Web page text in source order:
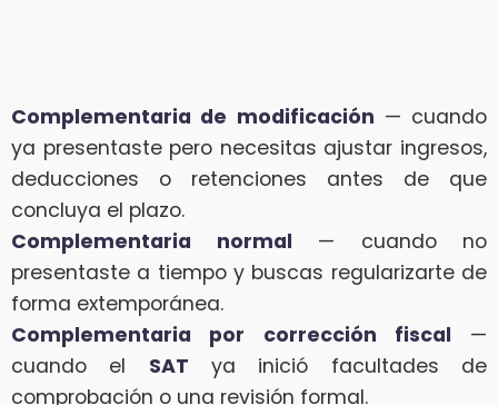
Complementaria de modificación — cuando
ya presentaste pero necesitas ajustar ingresos,
deducciones o retenciones antes de que
concluya el plazo.
Complementaria normal — cuando no
presentaste a tiempo y buscas regularizarte de
forma extemporánea.
Complementaria por corrección fiscal —
cuando el SAT ya inició facultades de
comprobación o una revisión formal.